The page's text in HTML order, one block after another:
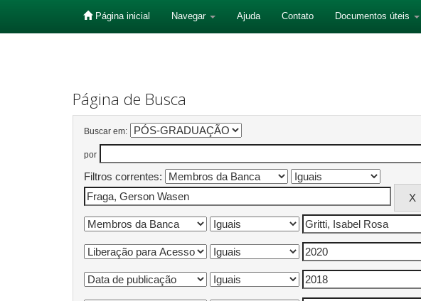
Página inicial Navegar Ajuda Contato Documentos úteis
Página de Busca
Buscar em:
por
Filtros correntes: